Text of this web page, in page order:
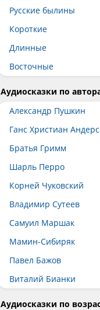
Русские былины
Короткие
Длинные
Восточные
Аудиосказки по
Александр Пушкин
Ганс Христиан
Братья Гримм
Шарль Перро
Корней Чуковский
Владимир Сутеев
Самуил Маршак
Мамин-Сибиряк
Павел Бажов
Виталий Бианки
Аудиосказки по